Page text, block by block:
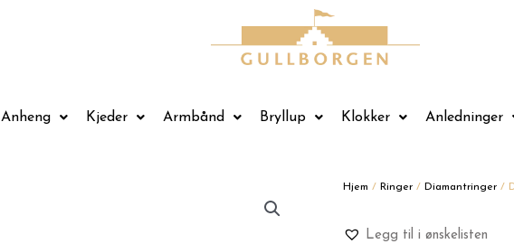
Anheng Kjeder Armbånd Bryllup Klokker Anledninger
Hjem / Ringer / Diamantringer /
Legg til i ønskelisten